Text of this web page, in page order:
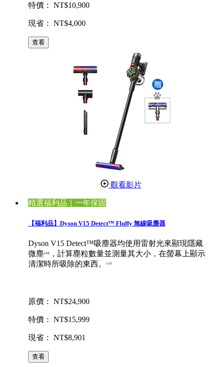
特價： NT$10,900
現省： NT$4,000
查看
觀看影片
精選福利品｜一年保固
【福利品】Dyson V15 Detect™ Fluffy 無線吸塵器
Dyson V15 Detect™吸塵器均使用雷射光來顯現隱藏
微塵108
，計算塵粒數量並測量其大小，在螢幕上顯示
清潔時所吸除的東西。
110
原價： NT$24,900
特價： NT$15,999
現省： NT$8,901
查看